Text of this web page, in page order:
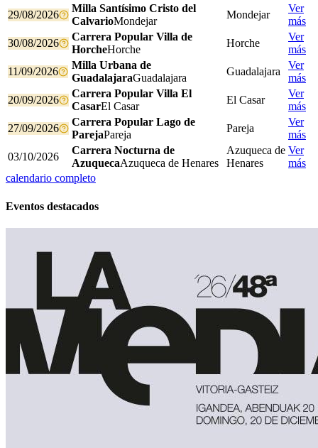
29/08/2026
Milla Santísimo Cristo del
CalvarioMondejar
Mondejar
Ver
más
30/08/2026
Carrera Popular Villa de
HorcheHorche
Horche
Ver
más
11/09/2026
Milla Urbana de
GuadalajaraGuadalajara
Guadalajara
Ver
más
20/09/2026
Carrera Popular Villa El
CasarEl Casar
El Casar
Ver
más
27/09/2026
Carrera Popular Lago de
ParejaPareja
Pareja
Ver
más
03/10/2026
Carrera Nocturna de
AzuquecaAzuqueca de Henares
Azuqueca de
Henares
Ver
más
calendario completo
Eventos destacados